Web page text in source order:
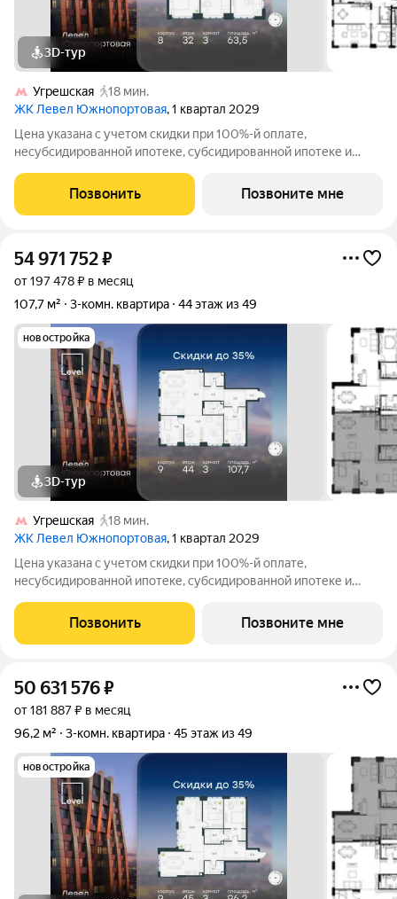
3D-тур
Угрешская
18 мин.
ЖК Левел Южнопортовая, 1 квартал 2029
Цена указана с учетом скидки при 100%-й оплате,
несубсидированной ипотеке, субсидированной ипотеке и
личном кабинете до обращения за консультацией. В северной
части района Печатники
Позвонить Позвоните мне
54 971 752₽
от 197 478 ₽ в месяц
107,7 м²
3-комн. квартира 44 этаж из 49
новостройка
3D-тур
Угрешская
18 мин.
ЖК Левел Южнопортовая, 1 квартал 2029
Цена указана с учетом скидки при 100%-й оплате,
несубсидированной ипотеке, субсидированной ипотеке и
личном кабинете до обращения за консультацией. В северной
части района Печатники
Позвонить Позвоните мне
50 631 576₽
от 181 887 ₽ в месяц
96,2 м²
3-комн. квартира 45 этаж из 49
новостройка